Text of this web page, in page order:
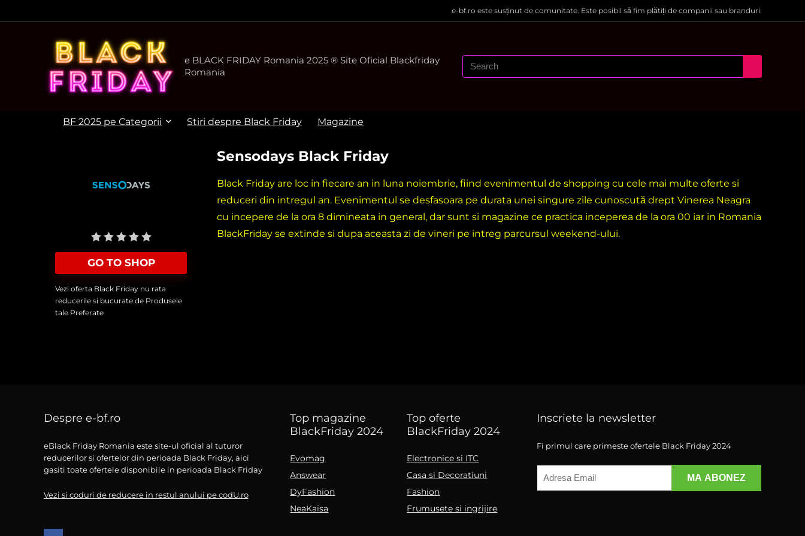
e-bf.ro este susținut de comunitate. Este posibil să fim plătiți de companii sau branduri.
e BLACK FRIDAY Romania 2025 ® Site Oficial Blackfriday
Romania
BF 2025 pe Categorii Stiri despre Black Friday Magazine
Sensodays Black Friday
GO TO SHOP
Vezi oferta Black Friday nu rata
reducerile si bucurate de Produsele
tale Preferate
Black Friday are loc in fiecare an in luna noiembrie, fiind evenimentul de shopping cu cele mai multe oferte si
reduceri din intregul an. Evenimentul se desfasoara pe durata unei singure zile cunoscută drept Vinerea Neagra
cu incepere de la ora 8 dimineata in general, dar sunt si magazine ce practica inceperea de la ora 00 iar in Romania
BlackFriday se extinde si dupa aceasta zi de vineri pe intreg parcursul weekend-ului.
Despre e-bf.ro
eBlack Friday Romania este site-ul oficial al tuturor
reducerilor si ofertelor din perioada Black Friday, aici
gasiti toate ofertele disponibile in perioada Black Friday
Vezi si coduri de reducere in restul anului pe codU.ro
Top magazine
BlackFriday 2024
Evomag
Answear
DyFashion
NeaKaisa
Top oferte
BlackFriday 2024
Electronice si ITC
Casa si Decoratiuni
Fashion
Frumusete si ingrijire
Inscriete la newsletter
Fi primul care primeste ofertele Black Friday 2024